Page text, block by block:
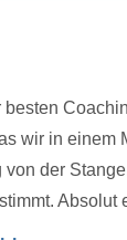
besten
wir in einem
von der
Absolut